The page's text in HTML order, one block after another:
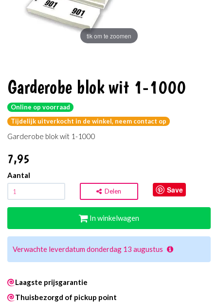
tik om te zoomen
Garderobe blok wit 1-1000
Online op voorraad
Tijdelijk uitverkocht in de winkel, neem contact op
Garderobe blok wit 1-1000
7,95
Aantal
Delen Save
In winkelwagen
Verwachte leverdatum donderdag 13 augustus
Laagste prijsgarantie
Thuisbezorgd of pickup point